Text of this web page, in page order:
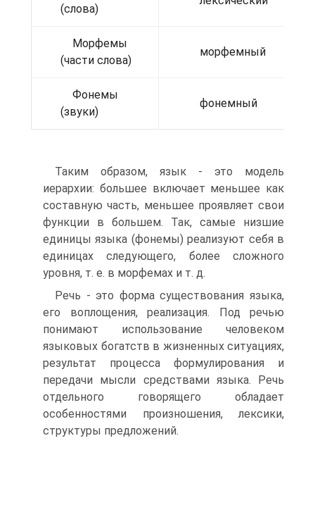
(слова)
Морфемы
(части слова)
морфемный
Фонемы
(звуки)
фонемный
Таким образом, язык - это модель
иерархии: большее включает меньшее как
составную часть, меньшее проявляет свои
функции в большем. Так, самые низшие
единицы языка (фонемы) реализуют себя в
единицах следующего, более сложного
уровня, т. е. в морфемах и т. д.
Речь - это форма существования языка,
его воплощения, реализация. Под речью
понимают использование человеком
языковых богатств в жизненных ситуациях,
результат процесса формулирования и
передачи мысли средствами языка. Речь
отдельного говорящего обладает
особенностями произношения, лексики,
структуры предложений.